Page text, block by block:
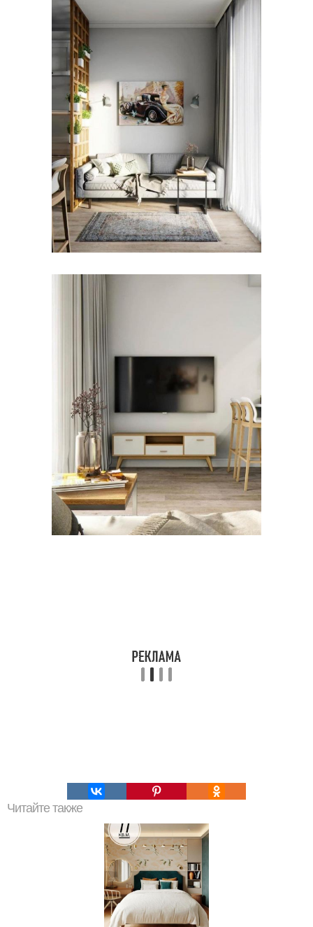
Читайте также